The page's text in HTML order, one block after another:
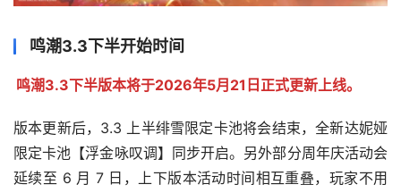
鸣潮3.3下半开始时间
鸣潮3.3下半版本将于2026年5月21日正式更新上线。
版本更新后，3.3 上半绯雪限定卡池将会结束，全新达妮娅
限定卡池【浮金咏叹调】同步开启。另外部分周年庆活动会
延续至 6 月 7 日，上下版本活动时间相互重叠，玩家不用